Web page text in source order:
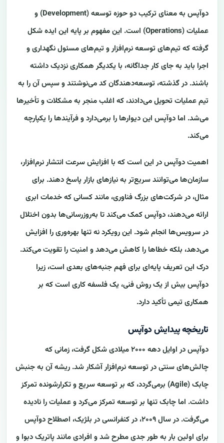
دوآپس به معنای ترکیب دو حوزه توسعه (Development) و
عملیات (Operations) است. این مفهوم بر پایه این ایده شکل
گرفته که تیم‌های توسعه نرم‌افزار و تیم‌های مسئول نگهداری و
اجرا باید به جای کار جداگانه، با یکدیگر همکاری نزدیک داشته
باشند. در گذشته، توسعه‌دهندگان کد می‌نوشتند و سپس آن را به
تیم عملیات تحویل می‌دادند، که اغلب منجر به مشکلات و تأخیرها
می‌شد. اما دوآپس این دیوارها را برمی‌دارد و فرآیندها را یکپارچه
می‌کند.
اهمیت دوآپس در این است که با افزایش سرعت انتشار نرم‌افزار،
سازمان‌ها می‌توانند سریع‌تر به نیازهای بازار پاسخ دهند. برای
مثال، در شرکت‌های بزرگ فناوری، مانند کسانی که خدمات ابری
ارائه می‌دهند، دوآپس کمک می‌کند تا به‌روزرسانی‌ها بدون اختلال
در سرویس‌ها انجام شود. این رویکرد نه تنها بهره‌وری را افزایش
می‌دهد، بلکه خطاها را کاهش می‌دهد و امنیت را تقویت می‌کند.
درک این تعریف پایه‌ای برای فهم جنبه‌های بعدی است، زیرا
دوآپس بیش از یک روش فنی، یک فلسفه کاری است که بر
همکاری تیمی تأکید دارد.
تاریخچه پیدایش دوآپس
دوآپس در اوایل دهه ۲۰۰۰ میلادی شکل گرفت، زمانی که
چالش‌های سنتی در توسعه نرم‌افزار آشکار شد. ریشه آن به جنبش
چابک (Agile) برمی‌گردد، که بر توسعه سریع و تکرارشونده تمرکز
داشت. اما چابک تنها بر توسعه تمرکز می‌کرد و عملیات را نادیده
می‌گرفت. در سال ۲۰۰۹، در کنفرانسی در بلژیک، اصطلاح دوآپس
برای اولین بار به طور جدی مطرح شد و افرادی مانند پاتریک دبوا و